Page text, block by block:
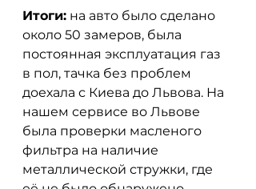
Итоги: на авто было сделано
около 50 замеров, была
постоянная эксплуатация газ
в пол, тачка без проблем
доехала с Киева до Львова. На
нашем сервисе во Львове
была проверки масленого
фильтра на наличие
металлической стружки, где